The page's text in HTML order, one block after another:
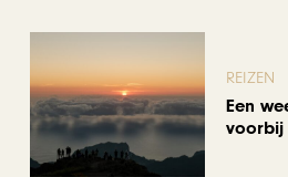
REIZEN
Een
voorbij